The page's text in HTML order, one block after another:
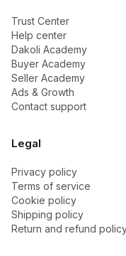
Trust Center
Help center
Dakoli Academy
Buyer Academy
Seller Academy
Ads & Growth
Contact support
Legal
Privacy policy
Terms of service
Cookie policy
Shipping policy
Return and refund